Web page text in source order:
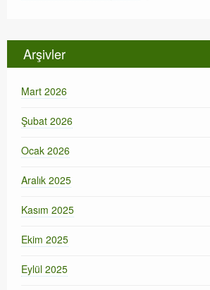
Arşivler
Mart 2026
Şubat 2026
Ocak 2026
Aralık 2025
Kasım 2025
Ekim 2025
Eylül 2025